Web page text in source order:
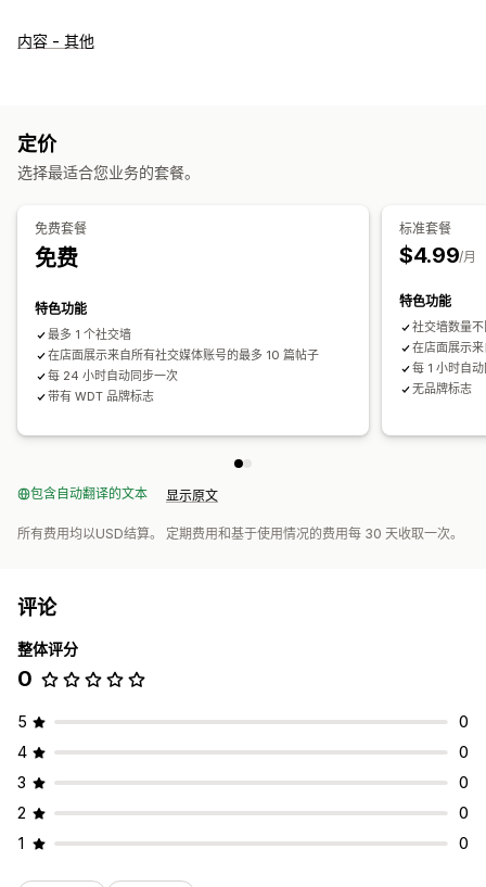
内容 - 其他
定价
选择最适合您业务的套餐。
免费套餐
免费
特色功能
最多 1 个社交墙
在店面展示来自所有社交媒体账号的最多 10 篇帖子
每 24 小时自动同步一次
带有 WDT 品牌标志
标准套餐
$4.99/月
特色功能
社交墙数量
在店面展示
每 1 小时自
无品牌标志
包含自动翻译的文本 显示原文
所有费用均以USD结算。 定期费用和基于使用情况的费用每 30 天收取一次。
评论
整体评分
0
5
0
4
0
3
0
2
0
1
0